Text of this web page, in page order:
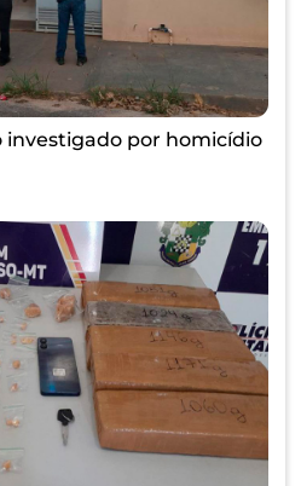
investigado por homicídio